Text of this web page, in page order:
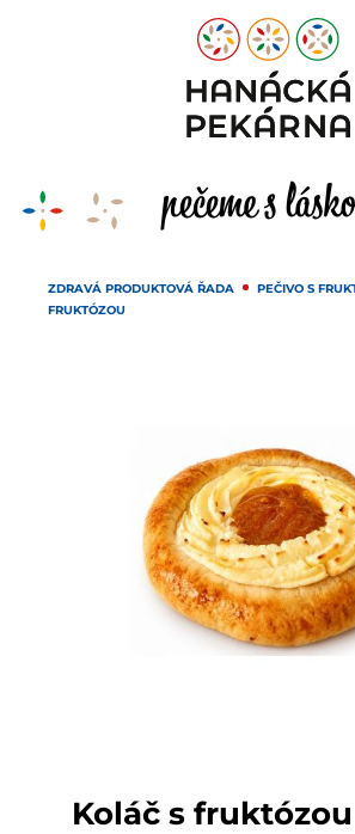
ZDRAVÁ PRODUKTOVÁ ŘADA PEČIVO S
FRUKTÓZOU
Koláč s fruktózou